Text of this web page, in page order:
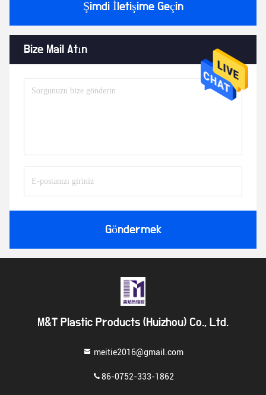
Şimdi İletişime Geçin
Bize Mail Atın
Göndermek
M&T Plastic Products (Huizhou) Co., Ltd.
meitie2016@gmail.com
86-0752-333-1862